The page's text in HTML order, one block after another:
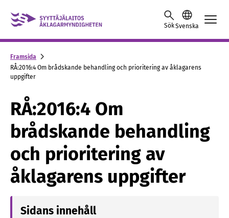
Skip to content -saavutettavuusohje
SökSvenska
Framsida
RÅ:2016:4 Om brådskande behandling och prioritering av åklagarens
uppgifter
RÅ:2016:4 Om
brådskande behandling
och prioritering av
åklagarens uppgifter
Sidans innehåll